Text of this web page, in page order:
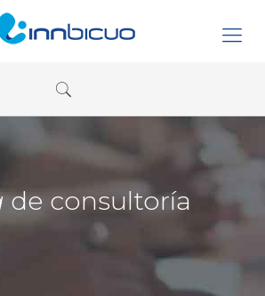
de consultoría